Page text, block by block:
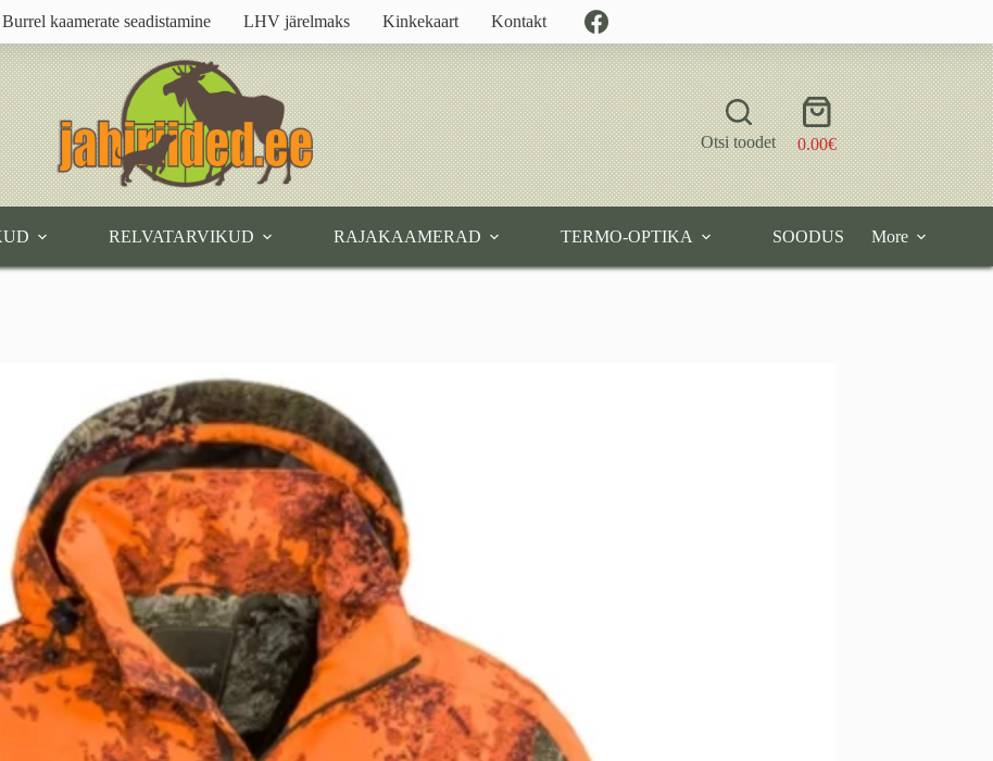
Burrel kaamerate seadistamine LHV järelmaks Kinkekaart Kontakt
Otsi toodet
Shopping
cart
0.00€
RELVATARVIKUD RAJAKAAMERAD TERMO-OPTIKA SOODUS More